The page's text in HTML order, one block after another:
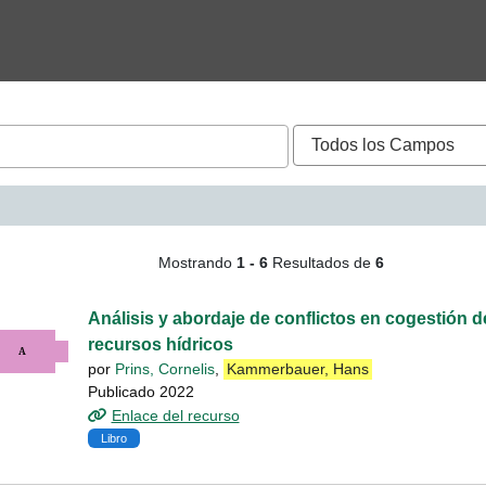
- Kammerbauer,
Mostrando 1 - 6 Resultados de 6
Análisis y abordaje de conflictos en cogestión
recursos hídricos
por Prins, Cornelis, Kammerbauer, Hans
Publicado 2022
Enlace del recurso
Libro